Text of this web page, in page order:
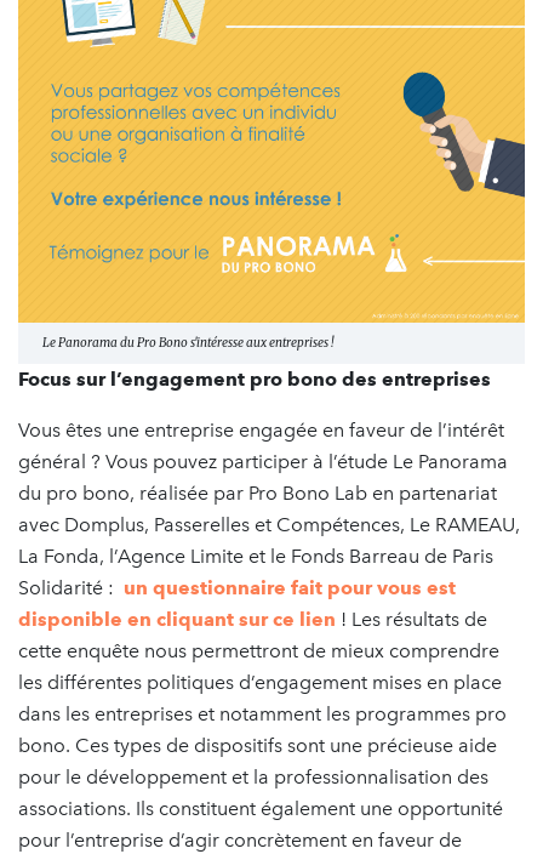
Le Panorama du Pro Bono s'intéresse aux entreprises !
Focus sur l’engagement pro bono des entreprises
Vous êtes une entreprise engagée en faveur de l’intérêt
général ? Vous pouvez participer à l’étude Le Panorama
du pro bono, réalisée par Pro Bono Lab en partenariat
avec Domplus, Passerelles et Compétences, Le RAMEAU,
La Fonda, l’Agence Limite et le Fonds Barreau de Paris
Solidarité : un questionnaire fait pour vous est
disponible en cliquant sur ce lien ! Les résultats de
cette enquête nous permettront de mieux comprendre
les différentes politiques d’engagement mises en place
dans les entreprises et notamment les programmes pro
bono. Ces types de dispositifs sont une précieuse aide
pour le développement et la professionnalisation des
associations. Ils constituent également une opportunité
pour l’entreprise d’agir concrètement en faveur de